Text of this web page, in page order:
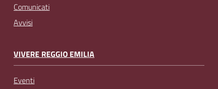
Comunicati
Avvisi
VIVERE REGGIO EMILIA
Eventi